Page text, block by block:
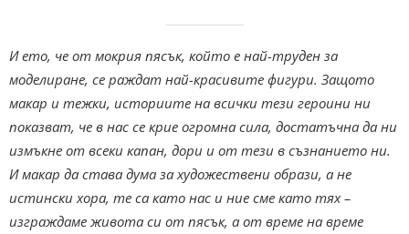
И ето, че от мокрия пясък, който е най-труден за
моделиране, се раждат най-красивите фигури. Защото
макар и тежки, историите на всички тези героини ни
показват, че в нас се крие огромна сила, достатъчна да ни
измъкне от всеки капан, дори и от тези в съзнанието ни.
И макар да става дума за художествени образи, а не
истински хора, те са като нас и ние сме като тях –
изграждаме живота си от пясък, а от време на време